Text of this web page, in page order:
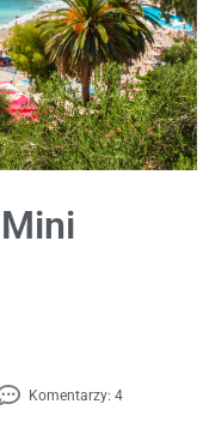
Komentarzy: 4